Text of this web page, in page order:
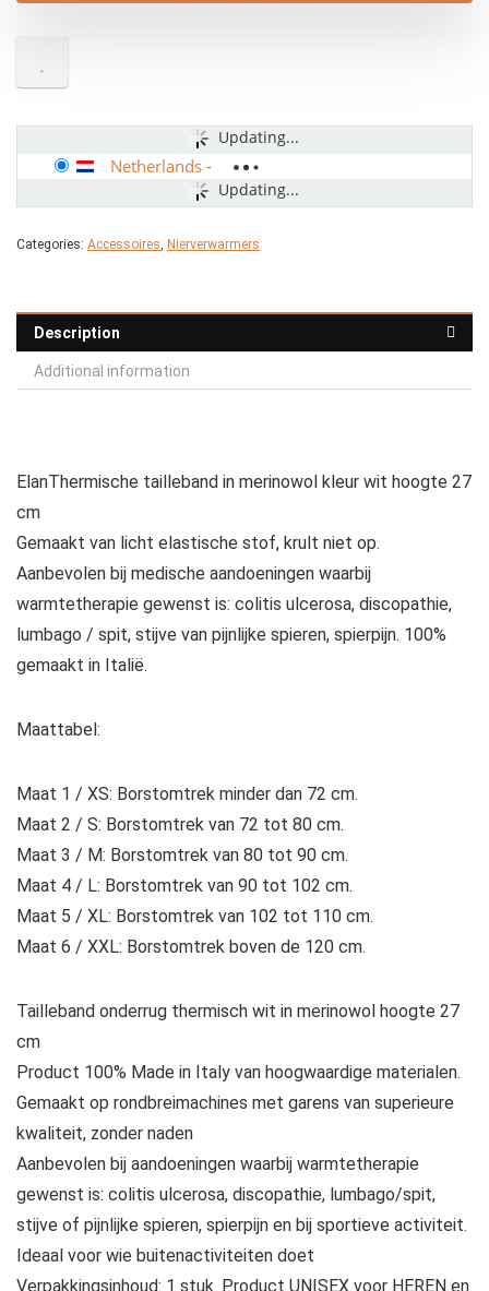
Updating...
Updating...
Netherlands -
Categories: Accessoires, Nierverwarmers
Description
Additional information
ElanThermische tailleband in merinowol kleur wit hoogte 27
cm
Gemaakt van licht elastische stof, krult niet op.
Aanbevolen bij medische aandoeningen waarbij
warmtetherapie gewenst is: colitis ulcerosa, discopathie,
lumbago / spit, stijve van pijnlijke spieren, spierpijn. 100%
gemaakt in Italië.
Maattabel:
Maat 1 / XS: Borstomtrek minder dan 72 cm.
Maat 2 / S: Borstomtrek van 72 tot 80 cm.
Maat 3 / M: Borstomtrek van 80 tot 90 cm.
Maat 4 / L: Borstomtrek van 90 tot 102 cm.
Maat 5 / XL: Borstomtrek van 102 tot 110 cm.
Maat 6 / XXL: Borstomtrek boven de 120 cm.
Tailleband onderrug thermisch wit in merinowol hoogte 27
cm
Product 100% Made in Italy van hoogwaardige materialen.
Gemaakt op rondbreimachines met garens van superieure
kwaliteit, zonder naden
Aanbevolen bij aandoeningen waarbij warmtetherapie
gewenst is: colitis ulcerosa, discopathie, lumbago/spit,
stijve of pijnlijke spieren, spierpijn en bij sportieve activiteit.
Ideaal voor wie buitenactiviteiten doet
Verpakkingsinhoud: 1 stuk. Product UNISEX voor HEREN en